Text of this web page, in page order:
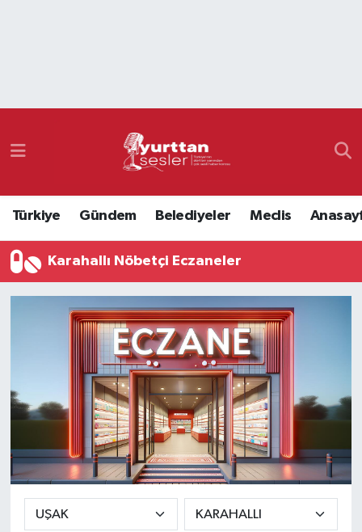
Türkiye Gündem Belediyeler Meclis
Karahallı Nöbetçi Eczaneler
Namaz Vakitleri
Süper Lig Puan Durumu ve Fikstür
Tüm Manşetler
Son Dakika Haberleri
Haber Arşivi